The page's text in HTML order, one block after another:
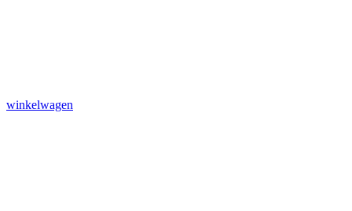
winkelwagen